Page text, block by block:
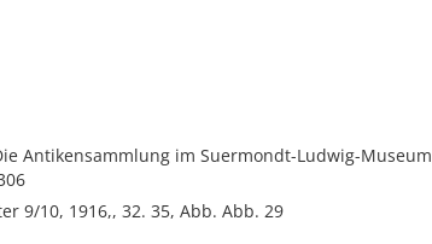
Antikensammlung im Suermondt-Ludwig-Museum
9/10, 1916,, 32. 35, Abb. Abb. 29